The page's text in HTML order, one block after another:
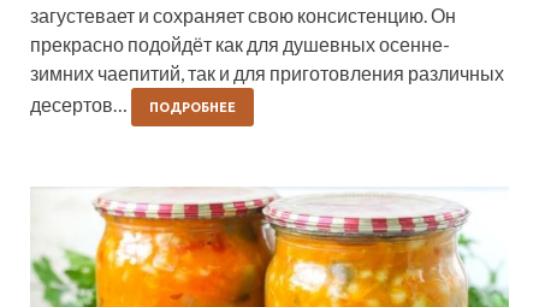
загустевает и сохраняет свою консистенцию. Он
прекрасно подойдёт как для душевных осенне-
зимних чаепитий, так и для приготовления различных
десертов…
ПОДРОБНЕЕ